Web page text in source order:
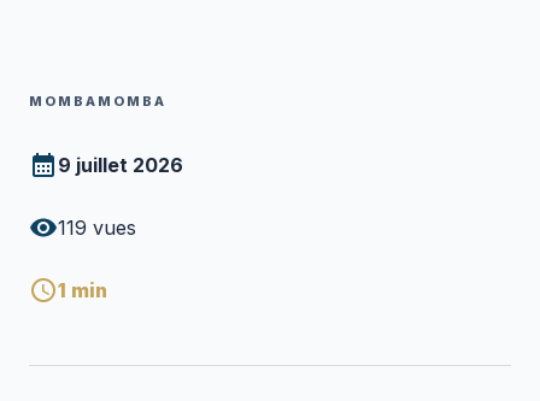
MOMBAMOMBA
9 juillet 2026
119 vues
1 min